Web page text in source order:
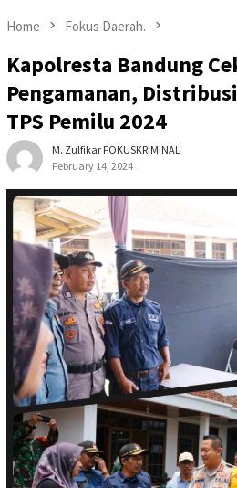
Home Fokus Daerah.
Kapolresta Bandung
Pengamanan,
TPS Pemilu 2024
M. Zulfikar FOKUSKRIMINAL
February 14, 2024